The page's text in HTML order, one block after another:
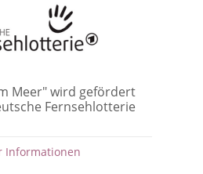
Meer" wird gefördert
Fernsehlotterie
Informationen